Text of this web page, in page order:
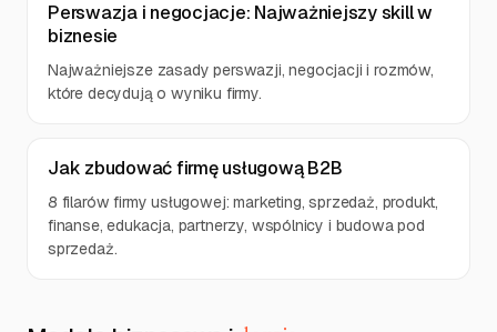
Perswazja i negocjacje: Najważniejszy skill w
biznesie
Najważniejsze zasady perswazji, negocjacji i rozmów,
które decydują o wyniku firmy.
Jak zbudować firmę usługową B2B
8 filarów firmy usługowej: marketing, sprzedaż, produkt,
finanse, edukacja, partnerzy, wspólnicy i budowa pod
sprzedaż.